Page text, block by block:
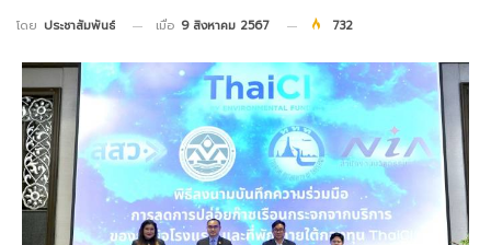
โดย ประชาสัมพันธ์ เมื่อ 9 สิงหาคม 2567 732